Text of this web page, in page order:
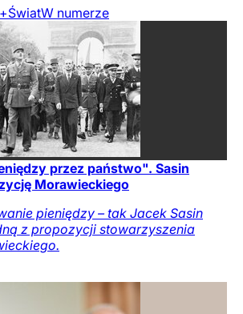
ŚwiatW numerze
przez państwo". Sasin
Morawieckiego
pieniędzy – tak Jacek Sasin
z propozycji stowarzyszenia